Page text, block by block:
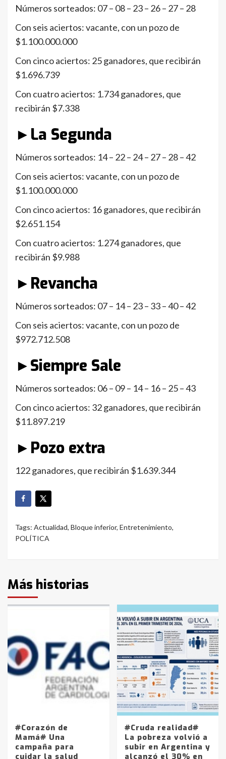
Números sorteados: 07 – 08 – 23 – 26 – 27 – 28
Con seis aciertos: vacante, con un pozo de
$1.100.000.000
Con cinco aciertos: 25 ganadores, que recibirán
$1.696.739
Con cuatro aciertos: 1.734 ganadores, que
recibirán $7.338
►La Segunda
Números sorteados: 14 – 22 – 24 – 27 – 28 – 42
Con seis aciertos: vacante, con un pozo de
$1.100.000.000
Con cinco aciertos: 16 ganadores, que recibirán
$2.651.154
Con cuatro aciertos: 1.274 ganadores, que
recibirán $9.988
►Revancha
Números sorteados: 07 – 14 – 23 – 33 – 40 – 42
Con seis aciertos: vacante, con un pozo de
$972.712.508
►Siempre Sale
Números sorteados: 06 – 09 – 14 – 16 – 25 – 43
Con cinco aciertos: 32 ganadores, que recibirán
$11.897.219
►Pozo extra
122 ganadores, que recibirán $1.639.344
Tags: Actualidad, Bloque inferior, Entretenimiento,
POLÍTICA
Más historias
#Corazón de
Mamá# Una
campaña para
cuidar la salud
#Cruda realidad#
La pobreza volvió a
subir en Argentina y
alcanzó el 30% en